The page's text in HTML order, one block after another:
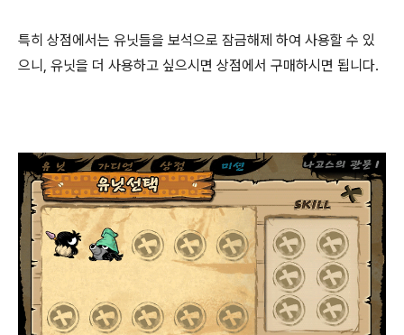
특히 상점에서는 유닛들을 보석으로 잠금해제 하여 사용할 수 있
으니, 유닛을 더 사용하고 싶으시면 상점에서 구매하시면 됩니다.